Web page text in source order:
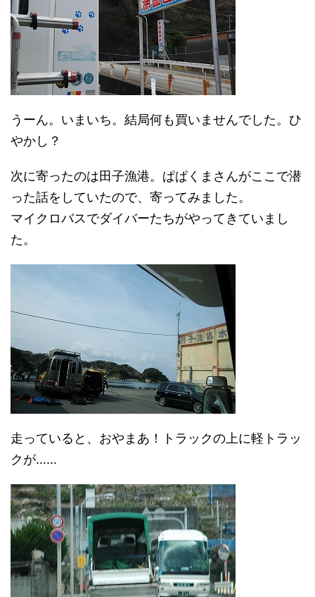
うーん。いまいち。結局何も買いませんでした。ひ
やかし？
次に寄ったのは田子漁港。ぱぱくまさんがここで潜
った話をしていたので、寄ってみました。
マイクロバスでダイバーたちがやってきていまし
た。
走っていると、おやまあ！トラックの上に軽トラッ
クが……